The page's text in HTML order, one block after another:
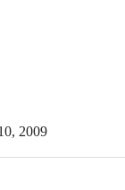
2009